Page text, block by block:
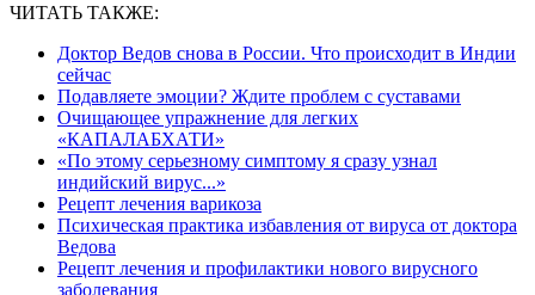
ЧИТАТЬ ТАКЖЕ:
Доктор Ведов снова в России. Что происходит в Индии
сейчас
Подавляете эмоции? Ждите проблем с суставами
Очищающее упражнение для легких
«КАПАЛАБХАТИ»
«По этому серьезному симптому я сразу узнал
индийский вирус...»
Рецепт лечения варикоза
Психическая практика избавления от вируса от доктора
Ведова
Рецепт лечения и профилактики нового вирусного
заболевания